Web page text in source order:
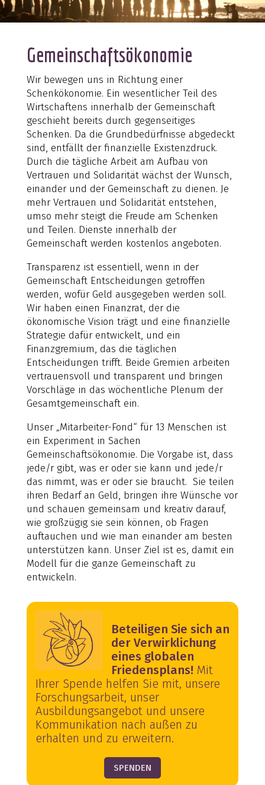
Gemeinschaftsökonomie
Wir bewegen uns in Richtung einer
Schenkökonomie. Ein wesentlicher Teil des
Wirtschaftens innerhalb der Gemeinschaft
geschieht bereits durch gegenseitiges
Schenken. Da die Grundbedürfnisse abgedeckt
sind, entfällt der finanzielle Existenzdruck.
Durch die tägliche Arbeit am Aufbau von
Vertrauen und Solidarität wächst der Wunsch,
einander und der Gemeinschaft zu dienen. Je
mehr Vertrauen und Solidarität entstehen,
umso mehr steigt die Freude am Schenken
und Teilen. Dienste innerhalb der
Gemeinschaft werden kostenlos angeboten.
Transparenz ist essentiell, wenn in der
Gemeinschaft Entscheidungen getroffen
werden, wofür Geld ausgegeben werden soll.
Wir haben einen Finanzrat, der die
ökonomische Vision trägt und eine finanzielle
Strategie dafür entwickelt, und ein
Finanzgremium, das die täglichen
Entscheidungen trifft. Beide Gremien arbeiten
vertrauensvoll und transparent und bringen
Vorschläge in das wöchentliche Plenum der
Gesamtgemeinschaft ein.
Unser „Mitarbeiter-Fond“ für 13 Menschen ist
ein Experiment in Sachen
Gemeinschaftsökonomie. Die Vorgabe ist, dass
jede/r gibt, was er oder sie kann und jede/r
das nimmt, was er oder sie braucht. Sie teilen
ihren Bedarf an Geld, bringen ihre Wünsche vor
und schauen gemeinsam und kreativ darauf,
wie großzügig sie sein können, ob Fragen
auftauchen und wie man einander am besten
unterstützen kann. Unser Ziel ist es, damit ein
Modell für die ganze Gemeinschaft zu
entwickeln.
Beteiligen Sie sich an
der Verwirklichung
eines globalen
Friedensplans! Mit
Ihrer Spende helfen Sie mit, unsere
Forschungsarbeit, unser
Ausbildungsangebot und unsere
Kommunikation nach außen zu
erhalten und zu erweitern.
SPENDEN